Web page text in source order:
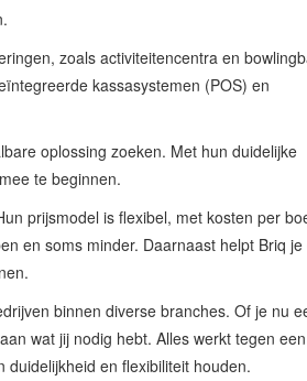
zoals activiteitencentra en
kassasystemen (POS) en
oplossing zoeken. Met hun duidelijke
te beginnen.
prijsmodel is flexibel, met kosten per
en soms minder. Daarnaast helpt Briq je
binnen diverse branches. Of je nu
wat jij nodig hebt. Alles werkt tegen
en flexibiliteit houden.